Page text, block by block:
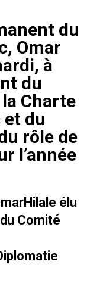
du
Omar
à
du
Charte
et du
rôle de
l’année
élu
Comité